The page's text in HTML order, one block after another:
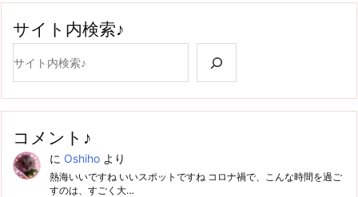
サイト内検索♪
コメント♪
に Oshihoより
熱海いいですね いいスポットですね コロナ禍で、こんな時間を過ご
すのは、すごく大…